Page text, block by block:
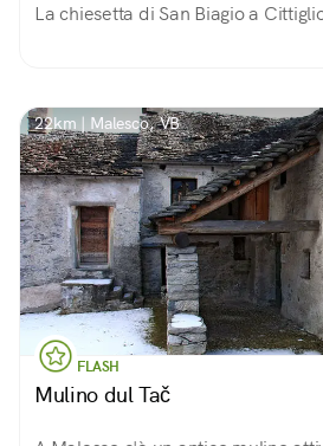
La chiesetta di San Biagio a
22km | Malesco, VB
FLASH
Mulino dul Tač